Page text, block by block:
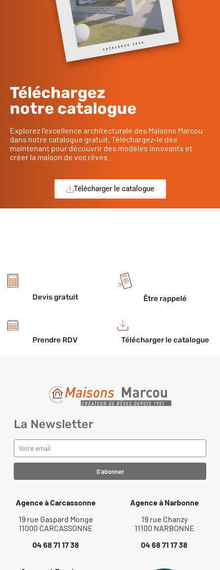
Téléchargez
notre catalogue
Explorez l’excellence architecturale des Maisons Marcou
dans notre catalogue gratuit. Téléchargez-le dès
maintenant pour découvrir des modèles innovants et
créer la maison de vos rêves.
Télécharger le catalogue
Devis gratuit Être rappelé
Prendre RDV Télécharger le catalogue
La Newsletter
Agence à Carcassonne
19 rue Gaspard Monge
11000 CARCASSONNE
04 68 71 17 38
Agence à Narbonne
19 rue Chanzy
11100 NARBONNE
04 68 71 17 38